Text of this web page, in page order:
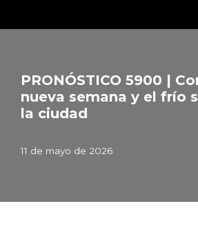
PRONÓSTICO 5900 |
nueva semana y el frío
la ciudad
11 de mayo de 2026